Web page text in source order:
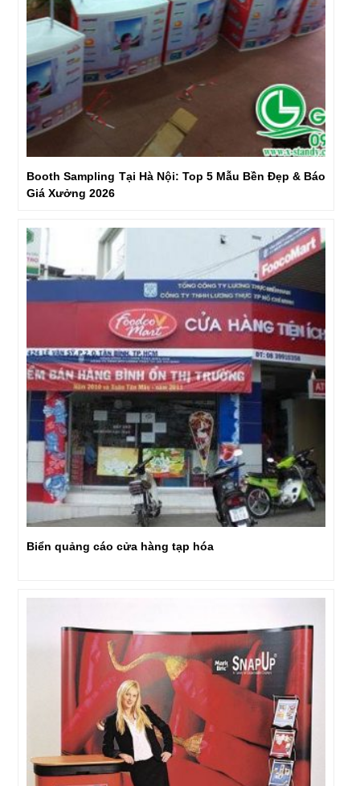
Booth Sampling Tại Hà Nội: Top 5 Mẫu Bền Đẹp & Báo
Giá Xưởng 2026
Biển quảng cáo cửa hàng tạp hóa